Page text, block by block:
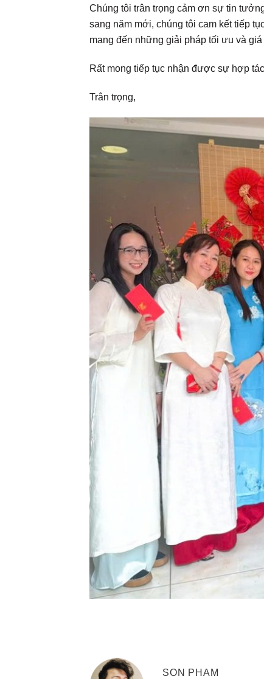
Chúng tôi trân trọng cảm ơn sự tin
sang năm mới, chúng tôi cam kết tiếp
mang đến những giải pháp tối ưu và
Rất mong tiếp tục nhận được sự hợp
Trân trọng,
SON PHAM